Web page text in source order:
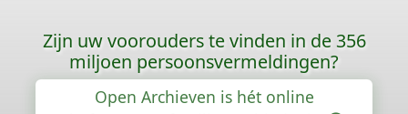
Zijn uw voorouders te vinden in de 356
miljoen persoonsvermeldingen?
Open Archieven is hét online